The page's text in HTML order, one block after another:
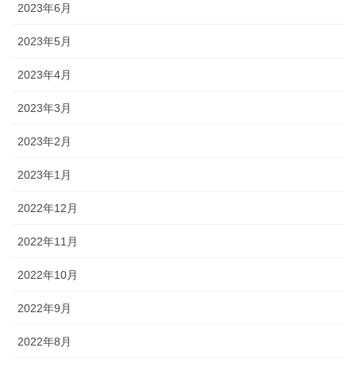
2023年6月
2023年5月
2023年4月
2023年3月
2023年2月
2023年1月
2022年12月
2022年11月
2022年10月
2022年9月
2022年8月